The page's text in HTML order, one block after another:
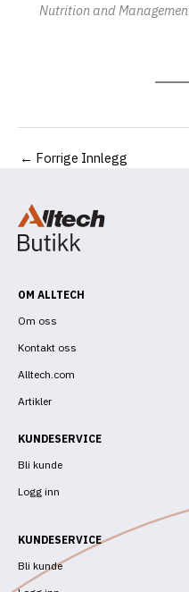
Nutrition and
← Forrige Innlegg
OM ALLTECH
Om oss
Kontakt oss
Alltech.com
Artikler
KUNDESERVICE
Bli kunde
Logg inn
KUNDESERVICE
Bli kunde